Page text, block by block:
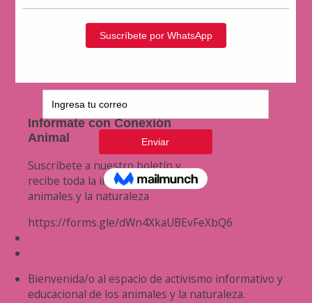
Infórmate con Conexión
Animal
Suscríbete a nuestro boletín y
recibe toda la información de los
animales y la naturaleza
https://forms.gle/dWn4XkaUBEvFeXbQ6
Bienvenida/o al espacio de activismo informativo y
educacional de los animales y la naturaleza.